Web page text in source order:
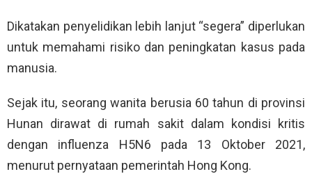
Dikatakan penyelidikan lebih lanjut “segera” diperlukan
untuk memahami risiko dan peningkatan kasus pada
manusia.
Sejak itu, seorang wanita berusia 60 tahun di provinsi
Hunan dirawat di rumah sakit dalam kondisi kritis
dengan influenza H5N6 pada 13 Oktober 2021,
menurut pernyataan pemerintah Hong Kong.